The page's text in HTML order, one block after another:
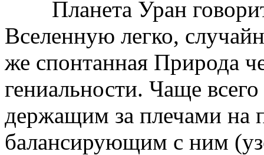
Планета Уран говорит
Вселенную легко,
же спонтанная Природа
гениальности. Чаще
держащим за плечами на
балансирующим с ним